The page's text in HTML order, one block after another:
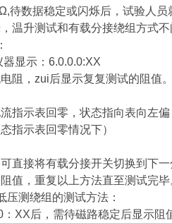
待数据稳定或闪烁后，试验人
温升测试和有载分接绕组方式
显示：6.0.0.0:XX
阻，zui后显示复复测试的阻值
指示表回零，状态指向表向左
指示表回零情况下）
直接将有载分接开关切换到下
值，重复以上方法直至测试完毕
测绕组的测试方法：
XX后，需待磁路稳定后显示